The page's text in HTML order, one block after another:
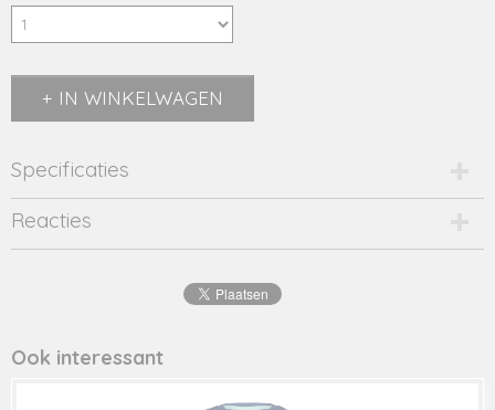
IN WINKELWAGEN
Specificaties
Productcode
AW24KBN34014-1404-22243
Reacties
Ook interessant